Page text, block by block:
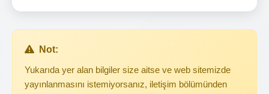
Not:
Yukarıda yer alan bilgiler size aitse ve web sitemizde
yayınlanmasını istemiyorsanız, iletişim bölümünden